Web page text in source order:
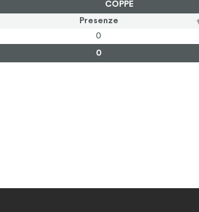
COPPE
Presenze
0
0